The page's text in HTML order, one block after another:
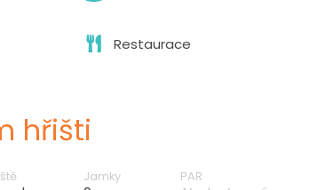
Restaurace
hřišti
Jamky PAR